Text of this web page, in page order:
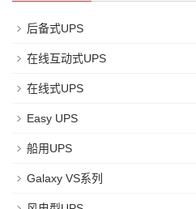
后备式UPS
在线互动式UPS
在线式UPS
Easy UPS
船用UPS
Galaxy VS系列